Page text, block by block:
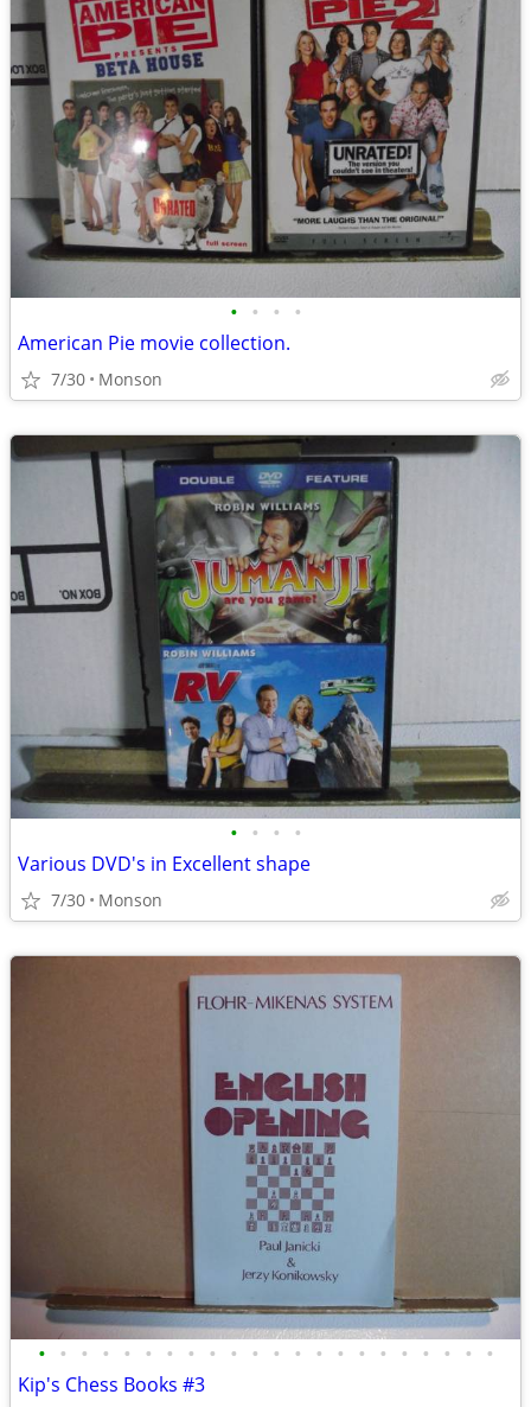
• • • •
American Pie movie collection.
7/30 Monson
• • • •
Various DVD's in Excellent shape
7/30 Monson
• • • • • • • • • • • • • • • • • • • • • •
Kip's Chess Books #3